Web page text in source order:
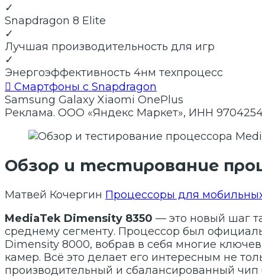
✓
Snapdragon 8 Elite
✓
Лучшая производительность для игр
✓
Энергоэффективность 4нм техпроцесс
 Смартфоны с Snapdragon
Samsung Galaxy Xiaomi OnePlus
Реклама. ООО «Яндекс Маркет», ИНН
Обзор и тестирование
Матвей Кочергин Процессоры для
MediaTek Dimensity 8350 — это новый шаг
среднему сегменту. Процессор был
Dimensity 8000, вобрав в себя многие
камер. Всё это делает его интересным не
производительный и сбалансированный чип